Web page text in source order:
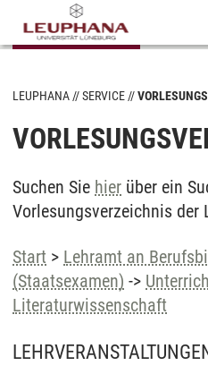
LEUPHANA SERVICE
Suchen Sie hier über ein
Vorlesungsverzeichnis der
Start > Lehramt an
(Staatsexamen) ->
Literaturwissenschaft